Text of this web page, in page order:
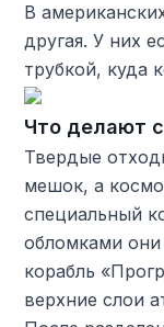
В
другая. У них
трубкой, куда
Что делают
Твердые
мешок, а
специальный
обломками они
корабль
верхние слои